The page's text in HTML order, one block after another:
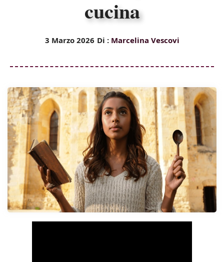
cucina
3 Marzo 2026 Di : Marcelina Vescovi